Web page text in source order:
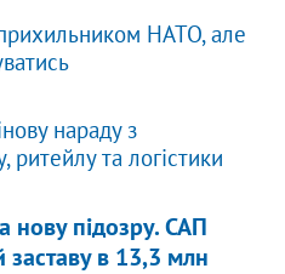
НАТО, але
нараду з
ритейлу та логістики
нову підозру. САП
заставу в 13,3 млн